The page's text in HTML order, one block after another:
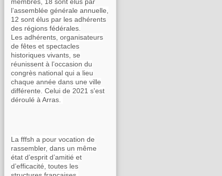
l’assemblée générale annuelle,
12 sont élus par les adhérents
des régions fédérales.
Les adhérents, organisateurs
de fêtes et spectacles
historiques vivants, se
réunissent à l’occasion du
congrès national qui a lieu
chaque année dans une ville
différente. Celui de 2021 s'est
déroulé à Arras.
La fffsh a pour vocation de
rassembler, dans un même
état d’esprit d’amitié et
d’efficacité, toutes les